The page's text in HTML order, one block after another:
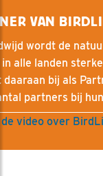
VAN
wordt de
alle landen
daaraan bij als
partners bij
video over